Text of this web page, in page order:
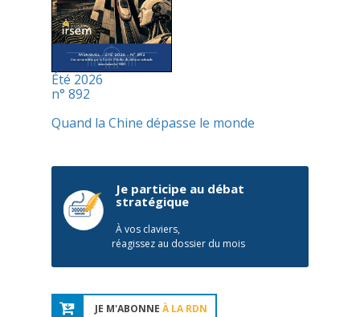
Été 2026
n° 892
Quand la Chine dépasse le monde
Je participe au débat
stratégique
À vos claviers,
réagissez au dossier du mois
JE M'ABONNE À LA RDN